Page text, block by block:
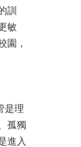
訓
敏
園，
是理
孤獨
進入